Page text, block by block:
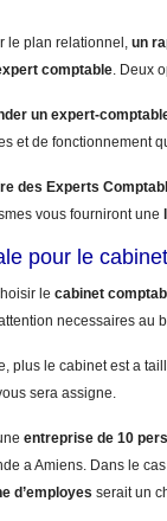
le plan relationnel, un
comptable. Deux
un expert-
et de fonctionnement
des Experts
vous fourniront une
pour le
le cabinet
necessaires au
plus le cabinet est a
sera assigne.
entreprise de 10
a Amiens. Dans le cas
d’employes serait un